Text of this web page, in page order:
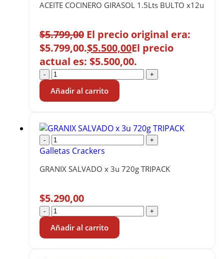
ACEITE COCINERO GIRASOL 1.5Lts BULTO x12u
$5.799,00 El precio original era:
$5.799,00.$5.500,00El precio
actual es: $5.500,00.
- +
Añadir al carrito
- +
Galletas Crackers
GRANIX SALVADO x 3u 720g TRIPACK
$5.290,00
- +
Añadir al carrito